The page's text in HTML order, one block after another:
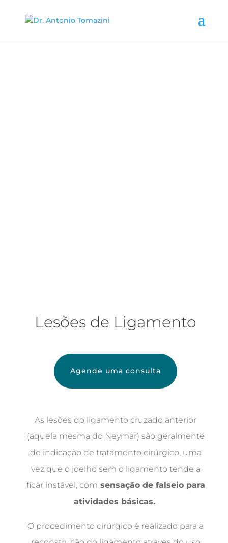
Lesões de Ligamento
Agende uma consulta
As lesões do ligamento cruzado anterior
(aquela mesma do Neymar) são geralmente
de indicação de tratamento cirúrgico, uma
vez que o joelho sem o ligamento tende a
ficar instável, com sensação de falseio para
atividades básicas.
O procedimento cirúrgico é realizado para a